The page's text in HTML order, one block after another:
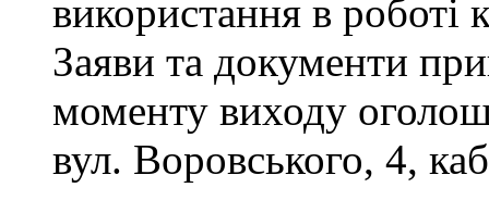
використання в роботі
Заяви та документи
моменту виходу
вул. Воровського, 4,